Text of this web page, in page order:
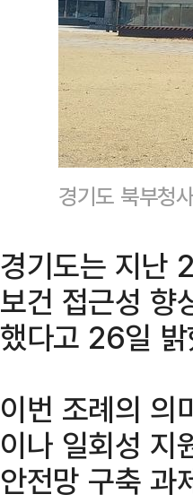
경기도 북부청
경기도는 지난
보건 접근성 향
했다고 26일 밝
이번 조례의 의
이나 일회성 지
안전망 구축 과